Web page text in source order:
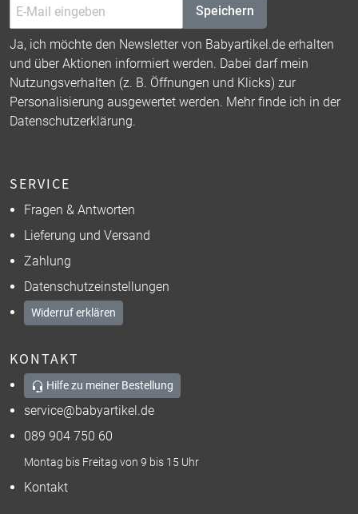
Speichern
Ja, ich möchte den Newsletter von Babyartikel.de erhalten
und über Aktionen informiert werden. Dabei darf mein
Nutzungsverhalten (z. B. Öffnungen und Klicks) zur
Personalisierung ausgewertet werden. Mehr finde ich in der
Datenschutzerklärung.
SERVICE
Fragen & Antworten
Lieferung und Versand
Zahlung
Datenschutzeinstellungen
Widerruf erklären
KONTAKT
Hilfe zu meiner Bestellung
service@babyartikel.de
089 904 750 60
Montag bis Freitag von 9 bis 15 Uhr
Kontakt